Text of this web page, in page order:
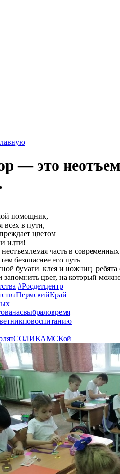
— это
помощник,
всех в пути,
цветом
идти!
часть в
безопаснее его путь.
бумаги, клея и ножниц, ребята
запомнить цвет, на который можно
#Росдетцентр